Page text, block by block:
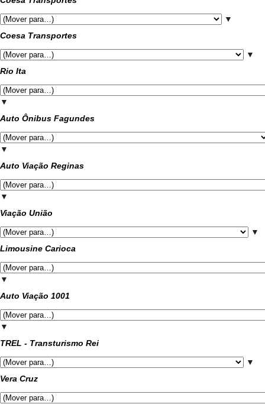
▼
Coesa Transportes
▼
Rio Ita
▼
Auto Ônibus Fagundes
▼
Auto Viação Reginas
▼
Viação União
▼
Limousine Carioca
▼
Auto Viação 1001
▼
TREL - Transturismo Rei
▼
Vera Cruz